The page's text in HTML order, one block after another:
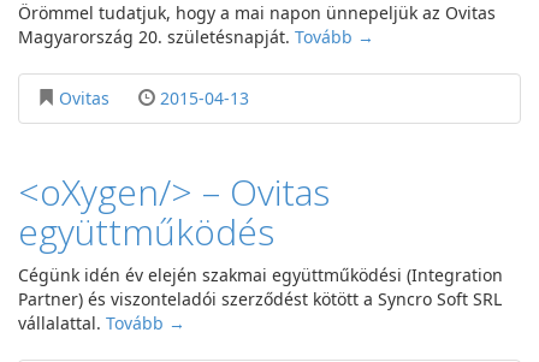
Örömmel tudatjuk, hogy a mai napon ünnepeljük az Ovitas
Magyarország 20. születésnapját. Tovább →
Ovitas 2015-04-13
<oXygen/> – Ovitas
együttműködés
Cégünk idén év elején szakmai együttműködési (Integration
Partner) és viszonteladói szerződést kötött a Syncro Soft SRL
vállalattal. Tovább →